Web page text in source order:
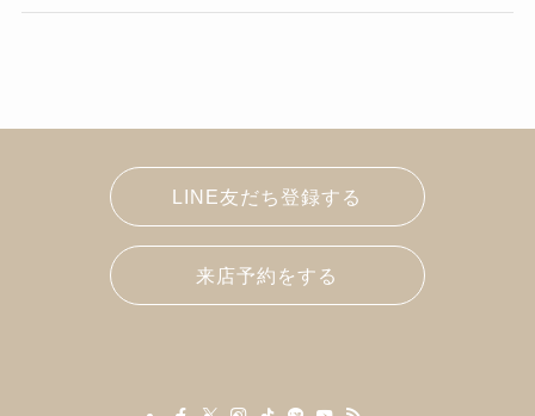
LINE友だち登録する
来店予約をする